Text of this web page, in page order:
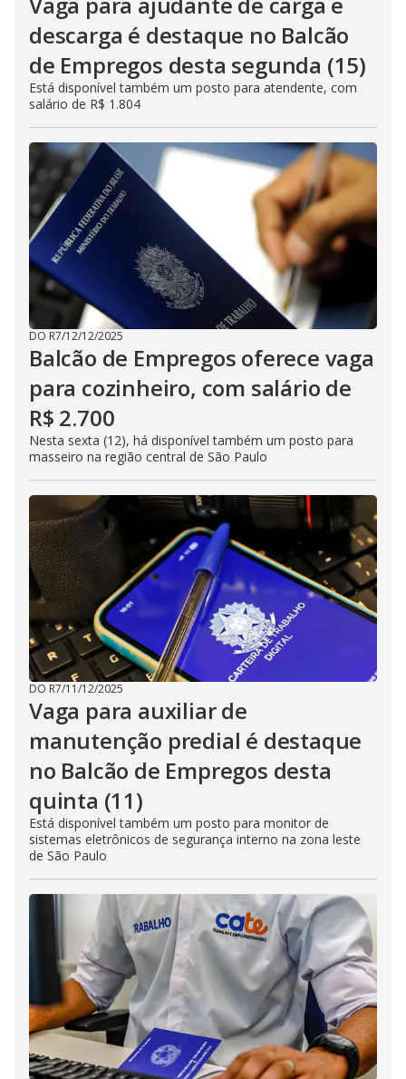
descarga é destaque no Balcão
de Empregos desta segunda (15)
Está disponível também um posto para atendente, com
salário de R$ 1.804
DO R7/12/12/2025
Balcão de Empregos oferece vaga
para cozinheiro, com salário de
R$ 2.700
Nesta sexta (12), há disponível também um posto para
masseiro na região central de São Paulo
DO R7/11/12/2025
Vaga para auxiliar de
manutenção predial é destaque
no Balcão de Empregos desta
quinta (11)
Está disponível também um posto para monitor de
sistemas eletrônicos de segurança interno na zona leste
de São Paulo